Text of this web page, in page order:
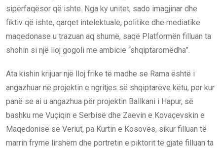
sipërfaqësor që ishte. Nga ky unitet, sado imagjinar dhe
fiktiv që ishte, qarqet intelektuale, politike dhe mediatike
maqedonase u trazuan aq shumë, saqë Platformën filluan ta
shohin si një lloj gogoli me ambicie “shqiptaromëdha”.
Ata kishin krijuar një lloj frike të madhe se Rama është i
angazhuar në projektin e ngritjes së shqiptarëve këtu, por kur
panë se ai u angazhua për projektin Ballkani i Hapur, së
bashku me Vuçiqin e Serbisë dhe Zaevin e Kovaçevskin e
Maqedonisë së Veriut, pa Kurtin e Kosovës, sikur filluan të
marrin frymë lirshëm dhe portretin e piktorit të gjatë filluan ta